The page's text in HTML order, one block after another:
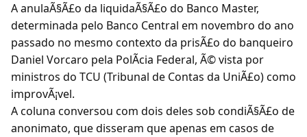
A anulaÃ§Ã£o da liquidaÃ§Ã£o do Banco Master,
determinada pelo Banco Central em novembro do ano
passado no mesmo contexto da prisÃ£o do banqueiro
Daniel Vorcaro pela PolÃcia Federal, Ã© vista por
ministros do TCU (Tribunal de Contas da UniÃ£o) como
improvÃ¡vel.
A coluna conversou com dois deles sob condiÃ§Ã£o de
anonimato, que disseram que apenas em casos de